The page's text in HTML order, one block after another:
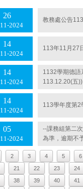
11 2024
26 教務處公告
11 2024
14 113年11月27
11 2024
14
1132學期德語
113.12.20(五))
11 2024
14 113學年度第2
11 2024
05
--課務組第二
為準，逾期不
2 3 4 5
6
21 22 23
24
38 39 40
41